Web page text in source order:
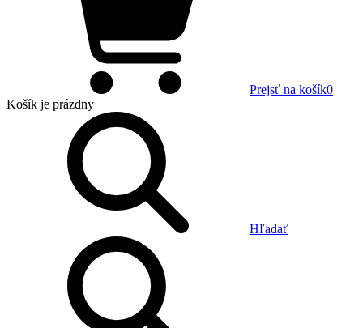
Prejsť na košík0
Košík je prázdny
Hľadať